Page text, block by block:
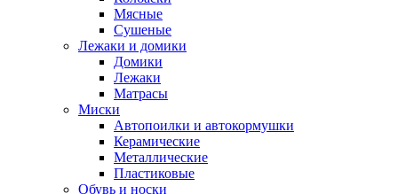
Мясные
Сушеные
Лежаки и домики
Домики
Лежаки
Матрасы
Миски
Автопоилки и автокормушки
Керамические
Металлические
Пластиковые
Обувь и носки